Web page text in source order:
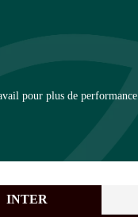
pour plus de performance
INTER